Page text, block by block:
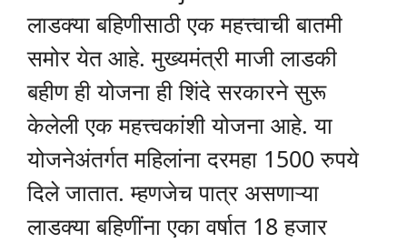
लाडक्या बहिणीसाठी एक महत्त्वाची बातमी
समोर येत आहे. मुख्यमंत्री माजी लाडकी
बहीण ही योजना ही शिंदे सरकारने सुरू
केलेली एक महत्त्वकांशी योजना आहे. या
योजनेअंतर्गत महिलांना दरमहा 1500 रुपये
दिले जातात. म्हणजेच पात्र असणाऱ्या
लाडक्या बहिणींना एका वर्षात 18 हजार